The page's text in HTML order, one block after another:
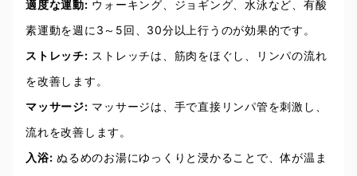
適度な運動: ウォーキング、ジョギング、水泳など、有酸
素運動を週に3～5回、30分以上行うのが効果的です。
ストレッチ: ストレッチは、筋肉をほぐし、リンパの流れ
を改善します。
マッサージ: マッサージは、手で直接リンパ管を刺激し、
流れを改善します。
入浴: ぬるめのお湯にゆっくりと浸かることで、体が温ま